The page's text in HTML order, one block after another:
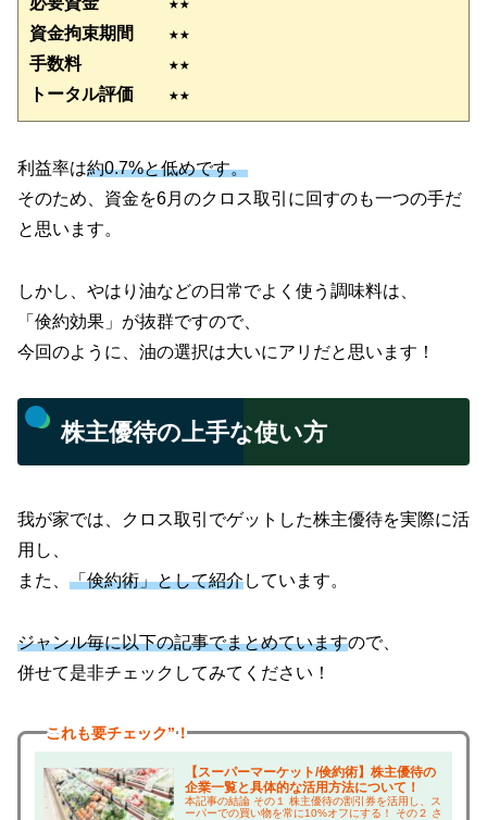
資金拘束期間 ★★
手数料　　　　　★★
トータル評価　　★★
利益率は約0.7%と低めです。
そのため、資金を6月のクロス取引に回すのも一つの手だ
と思います。
しかし、やはり油などの日常でよく使う調味料は、
「倹約効果」が抜群ですので、
今回のように、油の選択は大いにアリだと思います！
株主優待の上手な使い方
我が家では、クロス取引でゲットした株主優待を実際に活
用し、
また、 「倹約術」として紹介しています。
ジャンル毎に以下の記事でまとめていますので、
併せて是非チェックしてみてください！
これも要チェック”！
【スーパーマーケット/倹約術】株主優待の
企業一覧と具体的な活用方法について！
本記事の結論 その１ 株主優待の割引券を活用し、ス
ーパーでの買い物を常に10%オフにする！ その２ さ